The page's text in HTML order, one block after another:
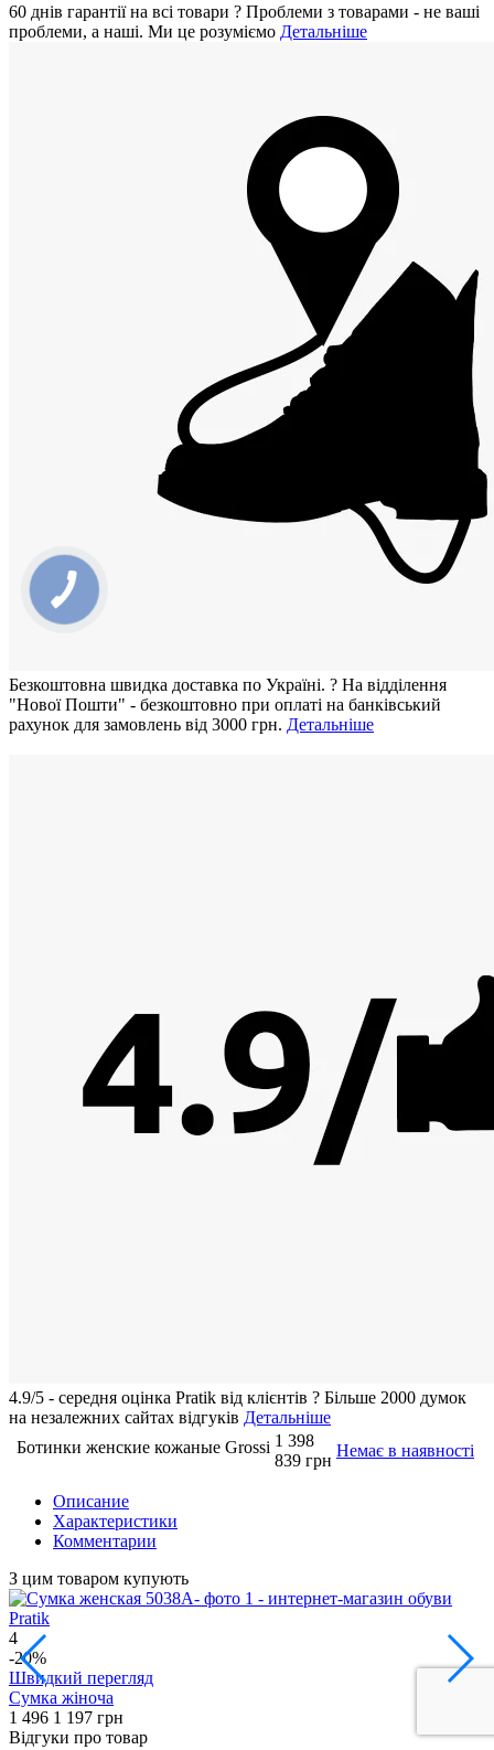
60 днiв гарантії на всi товари ? Проблеми з товарами - не ваші
проблеми, а наші. Ми це розуміємо Детальніше
Безкоштовна швидка доставка по Україні. ? На відділення
"Нової Пошти" - безкоштовно при оплаті на банківський
рахунок для замовлень від 3000 грн. Детальніше
4.9/5 - середня оцiнка Pratik вiд клієнтів ? Більше 2000 думок
на незалежних сайтах відгуків Детальніше
Ботинки женские кожаные Grossi 1 398
839 грн
Немає в наявності
Описание
Характеристики
Комментарии
З цим товаром купують
4
-20%
Швидкий перегляд
Сумка жіноча
1 496 1 197 грн
Відгуки про товар